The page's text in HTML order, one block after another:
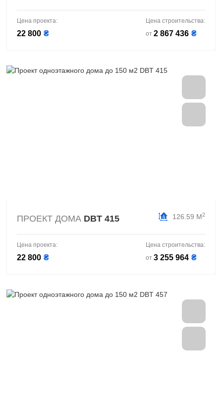
Цена проекта:
22 800 ₴
Цена строительства:
от 2 867 436 ₴
ПРОЕКТ ДОМА DBT 415 126.59 М2
Цена проекта:
22 800 ₴
Цена строительства:
от 3 255 964 ₴